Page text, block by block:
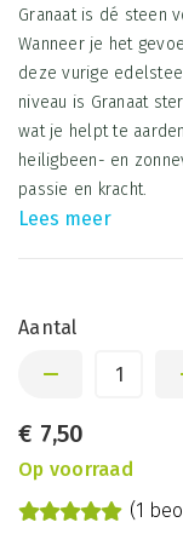
Granaat is dé steen
Wanneer je het
deze vurige
niveau is Granaat
wat je helpt te
heiligbeen- en
passie en kracht.
Lees meer
Aantal
€ 7,50
Op voorraad
(1